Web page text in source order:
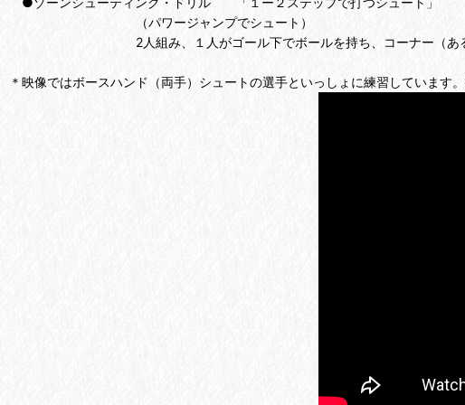
（パワージャンプでシュート）
2人組み、１人がゴール下でボールを持ち、コーナー（あるいは
＊映像ではボースハンド（両手）シュートの選手といっしょに練習していま